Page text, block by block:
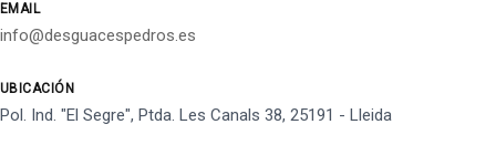
EMAIL
info@desguacespedros.es
UBICACIÓN
Pol. Ind. "El Segre", Ptda. Les Canals 38, 25191 - Lleida